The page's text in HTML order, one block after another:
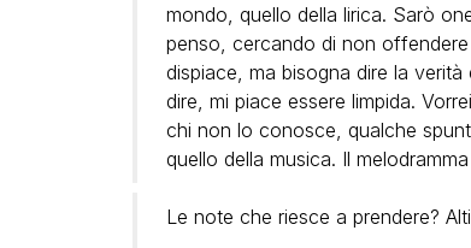
mondo, quello della lirica. Sarò
penso, cercando di non
dispiace, ma bisogna dire la
dire, mi piace essere limpida.
chi non lo conosce, qualche
quello della musica. Il
Le note che riesce a prendere?